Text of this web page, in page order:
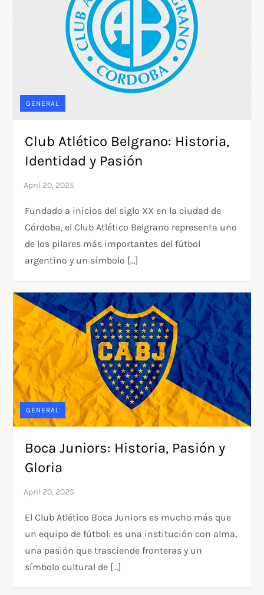
GENERAL
Club Atlético Belgrano: Historia,
Identidad y Pasión
Fundado a inicios del siglo XX en la ciudad de
Córdoba, el Club Atlético Belgrano representa uno
de los pilares más importantes del fútbol
argentino y un símbolo […]
GENERAL
Boca Juniors: Historia, Pasión y
Gloria
El Club Atlético Boca Juniors es mucho más que
un equipo de fútbol: es una institución con alma,
una pasión que trasciende fronteras y un
símbolo cultural de […]